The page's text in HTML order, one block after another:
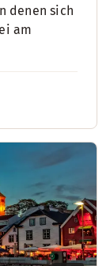
denen sich
am